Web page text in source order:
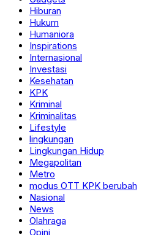
Hiburan
Hukum
Humaniora
Inspirations
Internasional
Investasi
Kesehatan
KPK
Kriminal
Kriminalitas
Lifestyle
lingkungan
Lingkungan Hidup
Megapolitan
Metro
modus OTT KPK berubah
Nasional
News
Olahraga
Opini